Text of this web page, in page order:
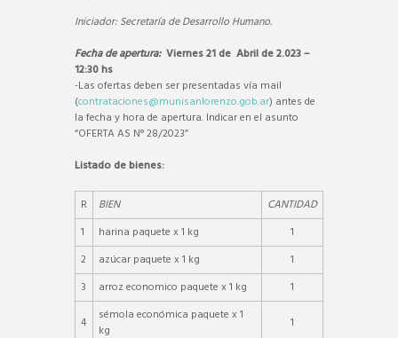
Iniciador: Secretaría de Desarrollo Humano.
Fecha de apertura:Viernes 21 de Abril de 2.023 –
12:30 hs
-Las ofertas deben ser presentadas vía mail
(contrataciones@munisanlorenzo.gob.ar) antes de
la fecha y hora de apertura. Indicar en el asunto
“OFERTA AS N° 28/2023”
Listado de bienes:
R BIEN
CANTIDAD
1
harina paquete x 1 kg
1
2
azúcar paquete x 1 kg
1
3
arroz economico paquete x 1 kg
1
4
sémola económica paquete x 1
kg
1